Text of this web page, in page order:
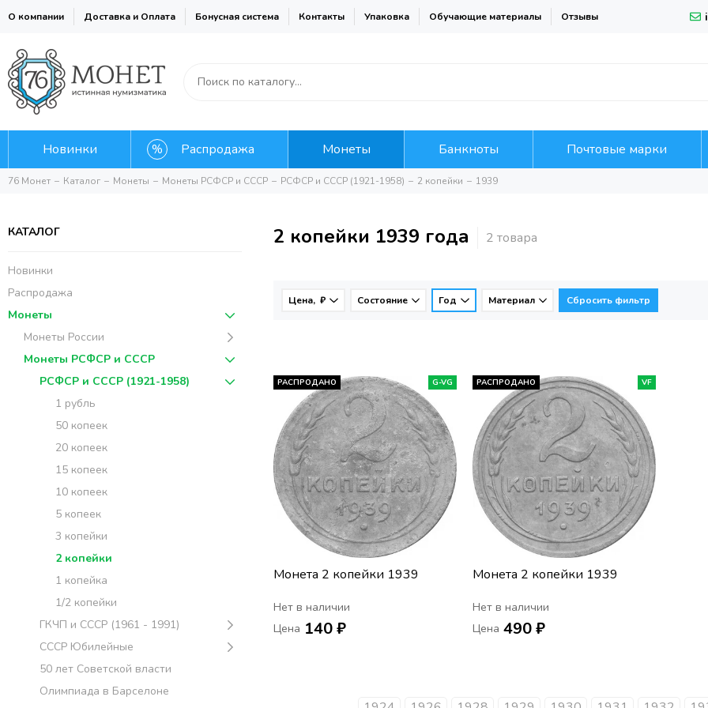
О компании Доставка и Оплата Бонусная система Контакты Упаковка Обучающие материалы Отзывы
Новинки Распродажа Монеты Банкноты Почтовые марки
76 Монет Каталог Монеты Монеты РСФСР и СССР РСФСР и СССР (1921-1958) 2 копейки 1939
КАТАЛОГ
Новинки
Распродажа
Монеты
Монеты России
Монеты РСФСР и СССР
РСФСР и СССР (1921-1958)
1 рубль
50 копеек
20 копеек
15 копеек
10 копеек
5 копеек
3 копейки
2 копейки
1 копейка
1/2 копейки
ГКЧП и СССР (1961 - 1991)
СССР Юбилейные
50 лет Советской власти
Олимпиада в Барселоне
2 копейки 1939 года
Цена, ₽ Состояние Год Материал Сбросить фильтр
РАСПРОДАНО G-VG
Монета 2 копейки 1939
Нет в наличии
Цена 140 ₽
РАСПРОДАНО VF
Монета 2 копейки 1939
Нет в наличии
Цена 490 ₽